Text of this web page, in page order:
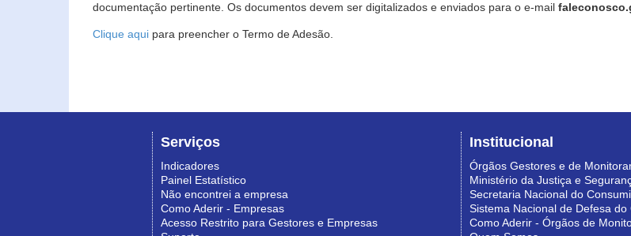
documentação pertinente. Os documentos devem ser digitalizados e enviados para o e-mail
Clique aqui para preencher o Termo de Adesão.
Serviços
Indicadores
Painel Estatístico
Não encontrei a empresa
Como Aderir - Empresas
Acesso Restrito para Gestores e Empresas
Institucional
Órgãos Gestores e de
Ministério da Justiça e
Secretaria Nacional do
Sistema Nacional de Defesa do
Como Aderir - Órgãos de